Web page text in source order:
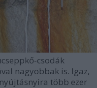
csodák
nagyobbak is. Igaz,
több ezer